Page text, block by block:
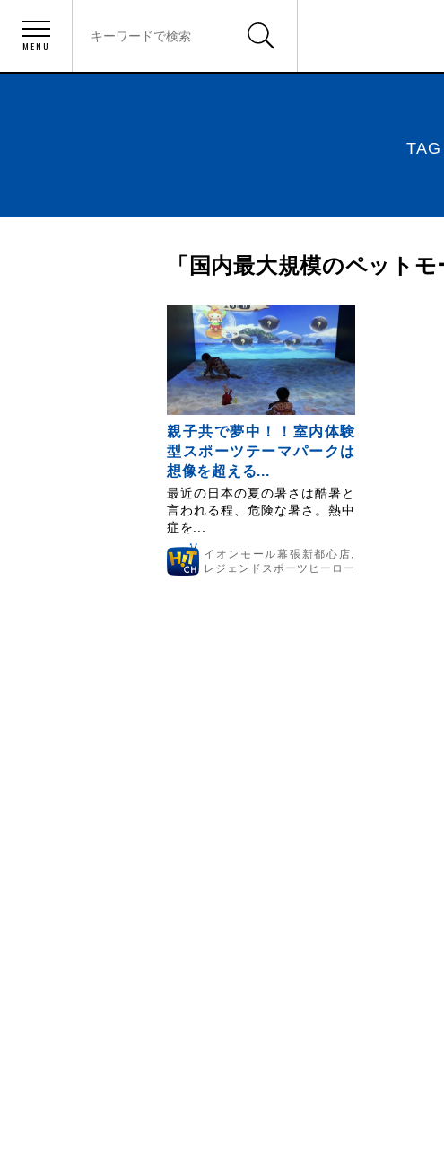
MENU
TAG
「国内最大規模のペット
親子共で夢中！！室内体験
型スポーツテーマパークは
想像を超える...
最近の日本の夏の暑さは酷暑と
言われる程、危険な暑さ。熱中
症を...
イオンモール幕張新都心店
レジェンドスポーツヒーロー